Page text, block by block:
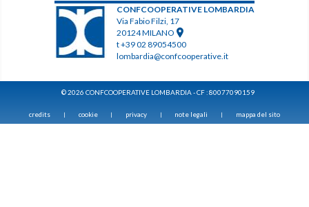
CONFCOOPERATIVE LOMBARDIA
Via Fabio Filzi, 17
20124 MILANO
t +39 02 89054500
lombardia@confcooperative.it
© 2026 CONFCOOPERATIVE LOMBARDIA - CF : 80077090159
credits | cookie | privacy | note legali | mappa del sito